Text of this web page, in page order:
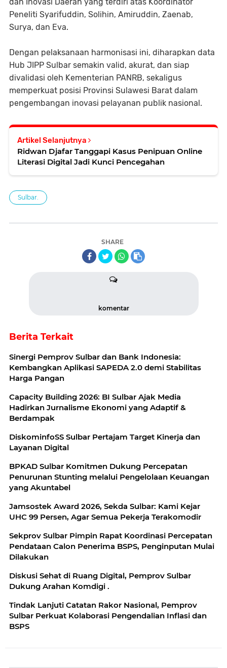
Peneliti Syarifuddin, Solihin, Amiruddin, Zaenab,
Surya, dan Eva.
Dengan pelaksanaan harmonisasi ini, diharapkan data
Hub JIPP Sulbar semakin valid, akurat, dan siap
divalidasi oleh Kementerian PANRB, sekaligus
memperkuat posisi Provinsi Sulawesi Barat dalam
pengembangan inovasi pelayanan publik nasional.
Artikel Selanjutnya
Ridwan Djafar Tanggapi Kasus Penipuan Online
Literasi Digital Jadi Kunci Pencegahan
Sulbar.
SHARE
komentar
Berita Terkait
Sinergi Pemprov Sulbar dan Bank Indonesia:
Kembangkan Aplikasi SAPEDA 2.0 demi Stabilitas
Harga Pangan
Capacity Building 2026: BI Sulbar Ajak Media
Hadirkan Jurnalisme Ekonomi yang Adaptif &
Berdampak
DiskominfoSS Sulbar Pertajam Target Kinerja dan
Layanan Digital
BPKAD Sulbar Komitmen Dukung Percepatan
Penurunan Stunting melalui Pengelolaan Keuangan
yang Akuntabel
Jamsostek Award 2026, Sekda Sulbar: Kami Kejar
UHC 99 Persen, Agar Semua Pekerja Terakomodir
Sekprov Sulbar Pimpin Rapat Koordinasi Percepatan
Pendataan Calon Penerima BSPS, Penginputan Mulai
Dilakukan
‎Diskusi Sehat di Ruang Digital, Pemprov Sulbar
Dukung Arahan Komdigi .
Tindak Lanjuti Catatan Rakor Nasional, Pemprov
Sulbar Perkuat Kolaborasi Pengendalian Inflasi dan
BSPS